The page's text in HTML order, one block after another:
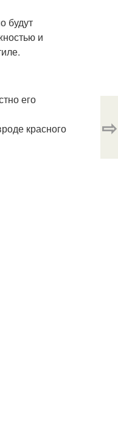
будут
и
его
красного
⇨